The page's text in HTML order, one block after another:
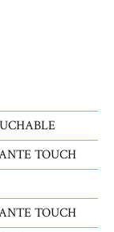
TOUCH
TOUCH